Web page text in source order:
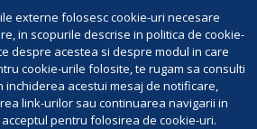
externe folosesc cookie-uri necesare
in scopurile descrise in politica de cookie-
despre acestea si despre modul in care
cookie-urile folosite, te rugam sa consulti
inchiderea acestui mesaj de notificare,
link-urilor sau continuarea navigarii in
pentru folosirea de cookie-uri.